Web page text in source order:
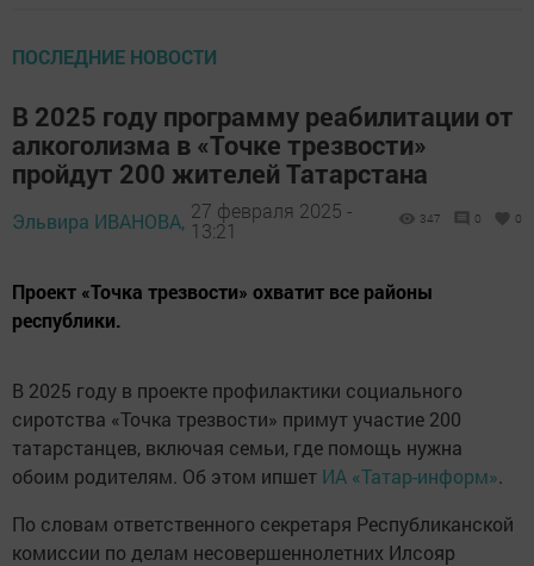
ПОСЛЕДНИЕ НОВОСТИ
В 2025 году программу реабилитации от
алкоголизма в «Точке трезвости»
пройдут 200 жителей Татарстана
Эльвира ИВАНОВА, 27 февраля 2025 -
13:21
347 0 0
Проект «Точка трезвости» охватит все районы
республики.
В 2025 году в проекте профилактики социального
сиротства «Точка трезвости» примут участие 200
татарстанцев, включая семьи, где помощь нужна
обоим родителям. Об этом ипшет ИА «Татар-информ».
По словам ответственного секретаря Республиканской
комиссии по делам несовершеннолетних Илсояр